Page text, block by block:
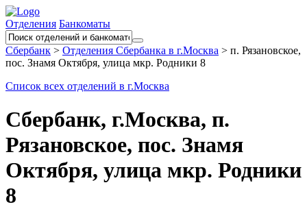
Отделения Банкоматы
Сбербанк > Отделения Сбербанка в г.Москва > п. Рязановское,
пос. Знамя Октября, улица мкр. Родники 8
Список всех отделений в г.Москва
Сбербанк, г.Москва, п.
Рязановское, пос. Знамя
Октября, улица мкр. Родники
8